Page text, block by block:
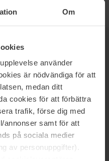
Om
använder
är nödvändiga för att
medan ditt
cookies för att förbättra
trafik, förse dig med
annonser samt för att
på sociala medier
av personuppgifter).
HOOGTE
in je inbox ontvangen?
en exclusieve